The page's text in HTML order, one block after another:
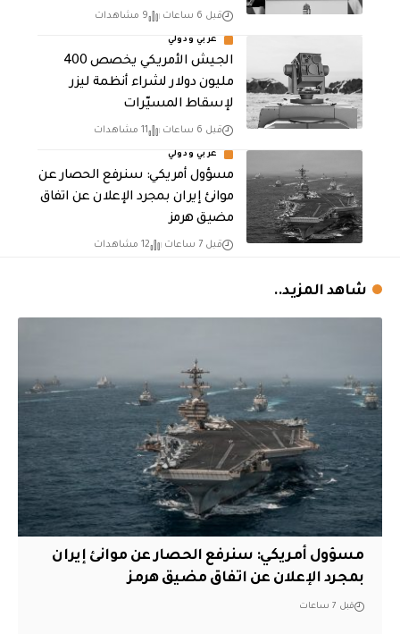
قبل 6 ساعات 9 مشاهدات
عربي ودولي
الجيش الأمريكي يخصص 400
مليون دولار لشراء أنظمة ليزر
لإسقاط المسيّرات
قبل 6 ساعات 11 مشاهدات
عربي ودولي
مسؤول أمريكي: سنرفع الحصار عن
موانئ إيران بمجرد الإعلان عن اتفاق
مضيق هرمز
قبل 7 ساعات 12 مشاهدات
شاهد المزيد..
مسؤول أمريكي: سنرفع الحصار عن موانئ إيران
بمجرد الإعلان عن اتفاق مضيق هرمز
قبل 7 ساعات